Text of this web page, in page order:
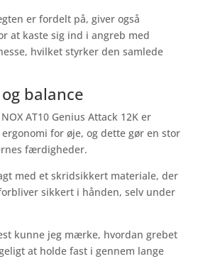
er fordelt på, giver også
at kaste sig ind i angreb med
hvilket styrker den samlede
balance
AT10 Genius Attack 12K er
for øje, og dette gør en stor
færdigheder.
med et skridsikkert materiale, der
sikkert i hånden, selv under
kunne jeg mærke, hvordan grebet
at holde fast i gennem lange